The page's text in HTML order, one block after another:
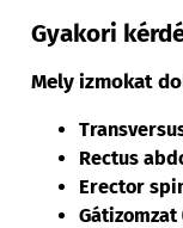
Gyakori
Mely izmokat
Rectus
Erector